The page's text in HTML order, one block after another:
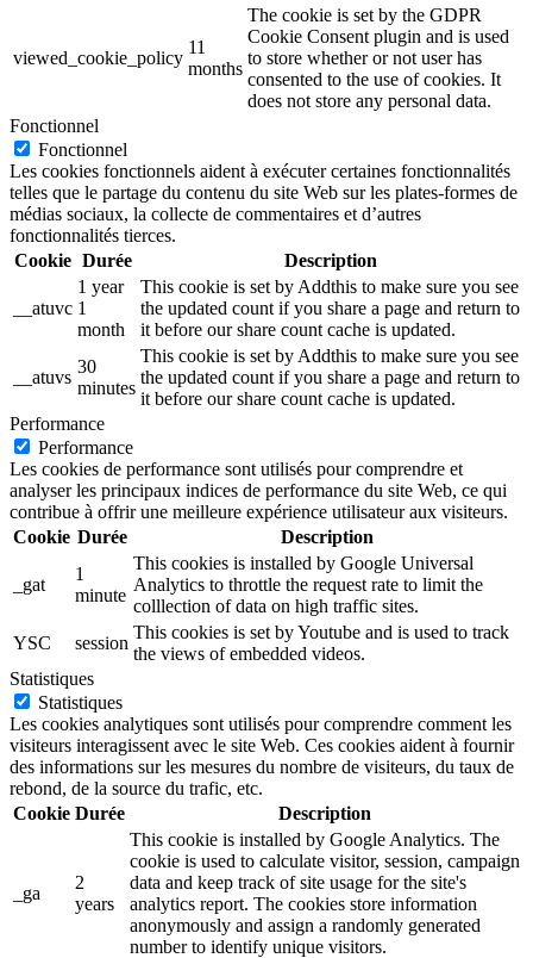
viewed_cookie_policy
11
months
The cookie is set by the GDPR
Cookie Consent plugin and is used
to store whether or not user has
consented to the use of cookies. It
does not store any personal data.
Fonctionnel
Fonctionnel
Les cookies fonctionnels aident à exécuter certaines fonctionnalités
telles que le partage du contenu du site Web sur les plates-formes de
médias sociaux, la collecte de commentaires et d’autres
fonctionnalités tierces.
Cookie Durée Description
__atuvc
1 year
1
month
This cookie is set by Addthis to make sure you see
the updated count if you share a page and return to
it before our share count cache is updated.
__atuvs
30
minutes
This cookie is set by Addthis to make sure you see
the updated count if you share a page and return to
it before our share count cache is updated.
Performance
Performance
Les cookies de performance sont utilisés pour comprendre et
analyser les principaux indices de performance du site Web, ce qui
contribue à offrir une meilleure expérience utilisateur aux visiteurs.
Cookie Durée Description
_gat
1
minute
This cookies is installed by Google Universal
Analytics to throttle the request rate to limit the
colllection of data on high traffic sites.
YSC
session
This cookies is set by Youtube and is used to track
the views of embedded videos.
Statistiques
Statistiques
Les cookies analytiques sont utilisés pour comprendre comment les
visiteurs interagissent avec le site Web. Ces cookies aident à fournir
des informations sur les mesures du nombre de visiteurs, du taux de
rebond, de la source du trafic, etc.
Cookie Durée Description
_ga
2
years
This cookie is installed by Google Analytics. The
cookie is used to calculate visitor, session, campaign
data and keep track of site usage for the site's
analytics report. The cookies store information
anonymously and assign a randomly generated
number to identify unique visitors.